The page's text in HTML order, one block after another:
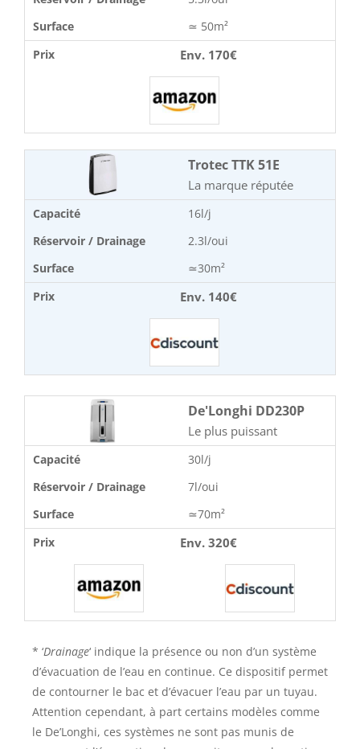
Surface
≃ 50m²
Prix
Env. 170€
Trotec TTK 51E
La marque réputée
Capacité
16l/j
Réservoir / Drainage
2.3l/oui
Surface
≃30m²
Prix
Env. 140€
De'Longhi DD230P
Le plus puissant
Capacité
30l/j
Réservoir / Drainage
7l/oui
Surface
≃70m²
Prix
Env. 320€
* ‘Drainage‘ indique la présence ou non d’un système
d’évacuation de l’eau en continue. Ce dispositif permet
de contourner le bac et d’évacuer l’eau par un tuyau.
Attention cependant, à part certains modèles comme
le De’Longhi, ces systèmes ne sont pas munis de